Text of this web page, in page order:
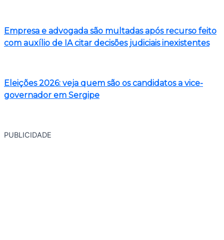
Empresa e advogada são multadas após recurso feito
com auxílio de IA citar decisões judiciais inexistentes
Eleições 2026: veja quem são os candidatos a vice-
governador em Sergipe
PUBLICIDADE